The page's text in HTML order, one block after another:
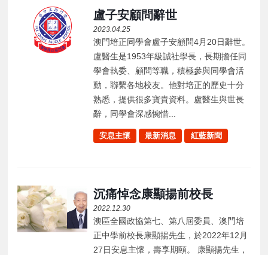
盧子安顧問辭世
2023.04.25
澳門培正同學會盧子安顧問4月20日辭世。
盧醫生是1953年級誠社學長，長期擔任同
學會執委、顧問等職，積極參與同學會活
動，聯繫各地校友。他對培正的歷史十分
熟悉，提供很多寶貴資料。盧醫生與世長
辭，同學會深感惋惜...
安息主懷 最新消息 紅藍新聞
沉痛悼念康顯揚前校長
2022.12.30
澳區全國政協第七、第八屆委員、澳門培
正中學前校長康顯揚先生，於2022年12月
27日安息主懷，壽享期頤。 康顯揚先生，